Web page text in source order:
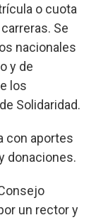
o cuota
Se
nacionales
y de
los
Solidaridad.
con aportes
donaciones.
un rector y